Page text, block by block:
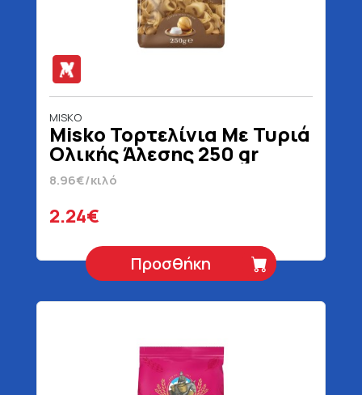
MISKO
Misko Τορτελίνια Με Τυριά
Ολικής Άλεσης 250 gr
8.96€/κιλό
2.24€
Προσθήκη